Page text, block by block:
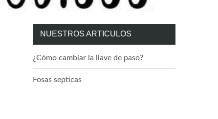
NUESTROS ARTICULOS
¿Cómo cambiar la llave de paso?
Fosas septicas